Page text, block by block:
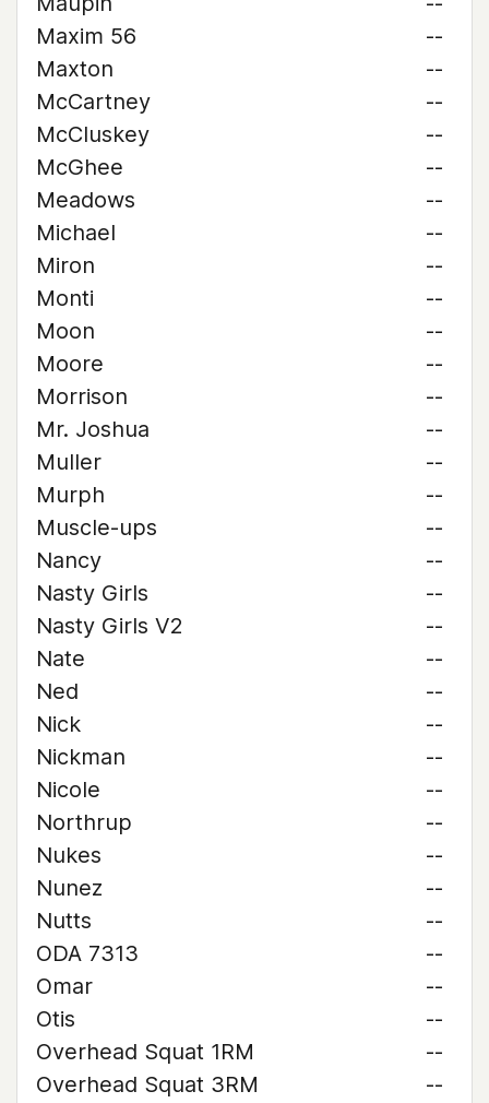
Maxim 56
--
Maxton
--
McCartney
--
McCluskey
--
McGhee
--
Meadows
--
Michael
--
Miron
--
Monti
--
Moon
--
Moore
--
Morrison
--
Mr. Joshua
--
Muller
--
Murph
--
Muscle-ups
--
Nancy
--
Nasty Girls
--
Nasty Girls V2
--
Nate
--
Ned
--
Nick
--
Nickman
--
Nicole
--
Northrup
--
Nukes
--
Nunez
--
Nutts
--
ODA 7313
--
Omar
--
Otis
--
Overhead Squat 1RM
--
Overhead Squat 3RM
--